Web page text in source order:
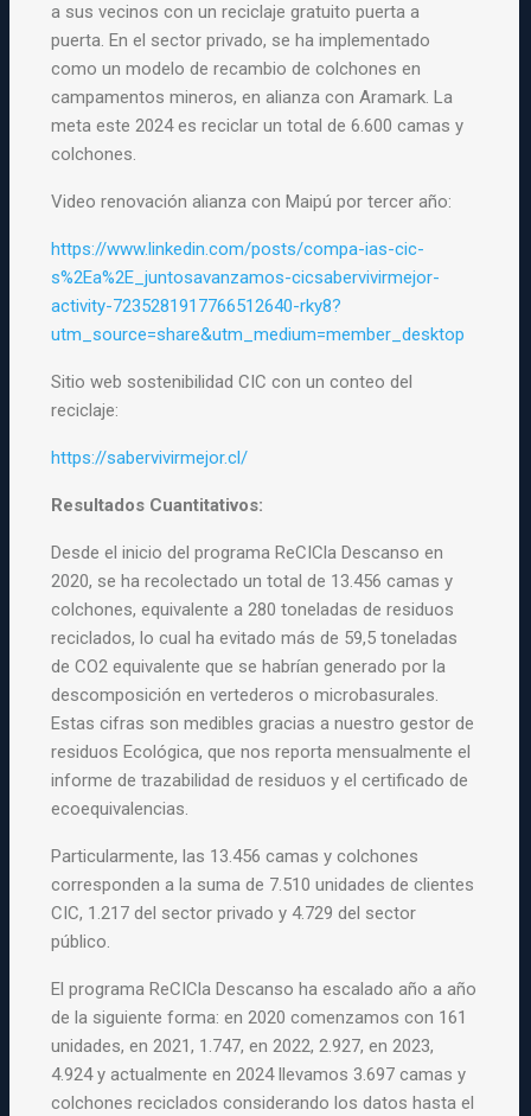
a sus vecinos con un reciclaje gratuito puerta a
puerta. En el sector privado, se ha implementado
como un modelo de recambio de colchones en
campamentos mineros, en alianza con Aramark. La
meta este 2024 es reciclar un total de 6.600 camas y
colchones.
Video renovación alianza con Maipú por tercer año:
https://www.linkedin.com/posts/compa-ias-cic-
s%2Ea%2E_juntosavanzamos-cicsabervivirmejor-
activity-7235281917766512640-rky8?
utm_source=share&utm_medium=member_desktop
Sitio web sostenibilidad CIC con un conteo del
reciclaje:
https://sabervivirmejor.cl/
Resultados Cuantitativos:
Desde el inicio del programa ReCICla Descanso en
2020, se ha recolectado un total de 13.456 camas y
colchones, equivalente a 280 toneladas de residuos
reciclados, lo cual ha evitado más de 59,5 toneladas
de CO2 equivalente que se habrían generado por la
descomposición en vertederos o microbasurales.
Estas cifras son medibles gracias a nuestro gestor de
residuos Ecológica, que nos reporta mensualmente el
informe de trazabilidad de residuos y el certificado de
ecoequivalencias.
Particularmente, las 13.456 camas y colchones
corresponden a la suma de 7.510 unidades de clientes
CIC, 1.217 del sector privado y 4.729 del sector
público.
El programa ReCICla Descanso ha escalado año a año
de la siguiente forma: en 2020 comenzamos con 161
unidades, en 2021, 1.747, en 2022, 2.927, en 2023,
4.924 y actualmente en 2024 llevamos 3.697 camas y
colchones reciclados considerando los datos hasta el